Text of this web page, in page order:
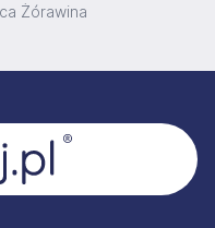
Żórawina